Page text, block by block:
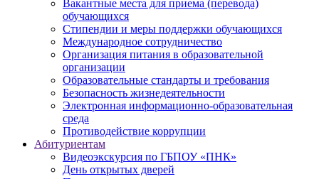
Вакантные места для приема (перевода)
обучающихся
Стипендии и меры поддержки обучающихся
Международное сотрудничество
Организация питания в образовательной
организации
Образовательные стандарты и требования
Безопасность жизнедеятельности
Электронная информационно-образовательная
среда
Противодействие коррупции
Абитуриентам
Видеоэкскурсия по ГБПОУ «ПНК»
День открытых дверей